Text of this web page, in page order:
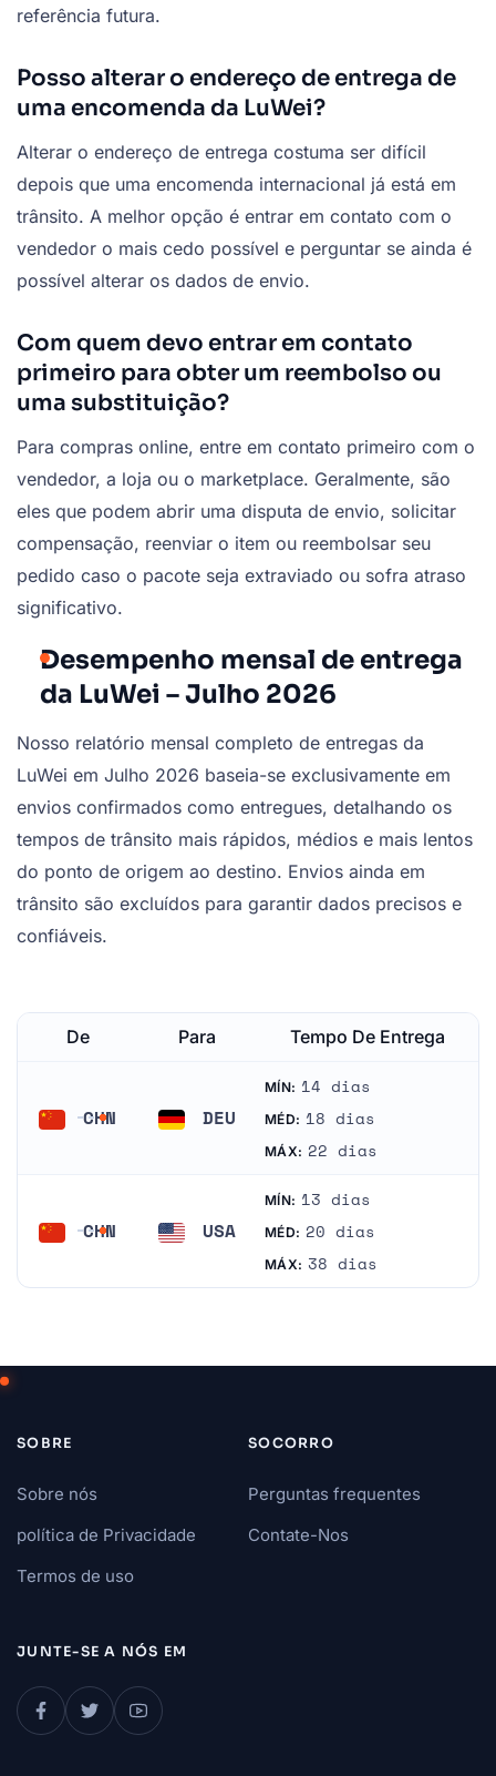
referência futura.
Posso alterar o endereço de entrega de
uma encomenda da LuWei?
Alterar o endereço de entrega costuma ser difícil
depois que uma encomenda internacional já está em
trânsito. A melhor opção é entrar em contato com o
vendedor o mais cedo possível e perguntar se ainda é
possível alterar os dados de envio.
Com quem devo entrar em contato
primeiro para obter um reembolso ou
uma substituição?
Para compras online, entre em contato primeiro com o
vendedor, a loja ou o marketplace. Geralmente, são
eles que podem abrir uma disputa de envio, solicitar
compensação, reenviar o item ou reembolsar seu
pedido caso o pacote seja extraviado ou sofra atraso
significativo.
Desempenho mensal de entrega
da LuWei – Julho 2026
Nosso relatório mensal completo de entregas da
LuWei em Julho 2026 baseia-se exclusivamente em
envios confirmados como entregues, detalhando os
tempos de trânsito mais rápidos, médios e mais lentos
do ponto de origem ao destino. Envios ainda em
trânsito são excluídos para garantir dados precisos e
confiáveis.
De Para Tempo De Entrega
CHN DEU
MÍN: 14 dias
MÉD: 18 dias
MÁX: 22 dias
CHN USA
MÍN: 13 dias
MÉD: 20 dias
MÁX: 38 dias
SOBRE
Sobre nós
política de Privacidade
Termos de uso
SOCORRO
Perguntas frequentes
Contate-Nos
JUNTE-SE A NÓS EM